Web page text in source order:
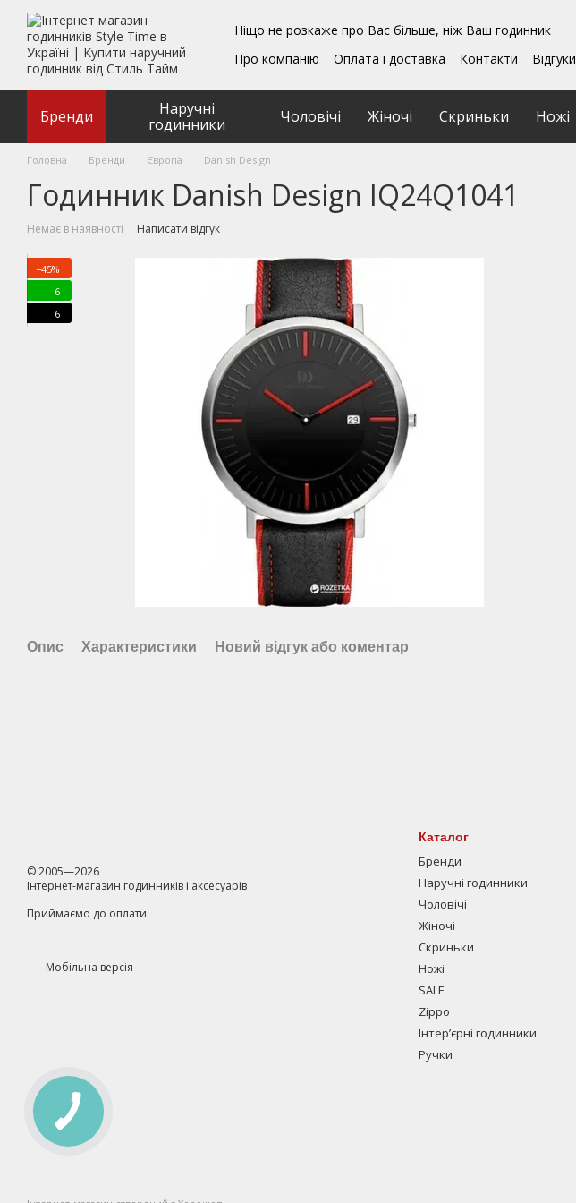
Перейти до основного контенту
Ніщо не розкаже про Вас більше, ніж Ваш годинник
Про компанію
Оплата і доставка Контакти
Відгуки
Угода користувача
Бренди
Наручні
годинники
Чоловічі Жіночі Скриньки Ножі
Головна Бренди Європа Danish Design
Годинник Danish Design IQ24Q1041
Немає в наявності Написати відгук
−45%
6
6
Опис Характеристики Новий відгук або коментар
© 2005—2026
Інтернет-магазин годинників і аксесуарів
Приймаємо до оплати
Мобільна версія
Каталог
Бренди
Наручні годинники
Чоловічі
Жіночі
Скриньки
Ножі
SALE
Zippo
Інтерʼєрні годинники
Ручки